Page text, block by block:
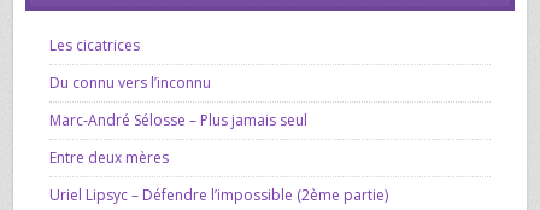
Les cicatrices
Du connu vers l’inconnu
Marc-André Sélosse – Plus jamais seul
Entre deux mères
Uriel Lipsyc – Défendre l’impossible (2ème partie)